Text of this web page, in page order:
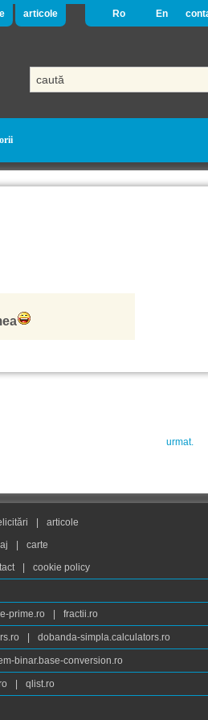
articole Ro En
urmat.
articole
carte
cookie policy
prime.ro fractii.ro
dobanda-simpla.calculators.ro
binar.base-conversion.ro
qlist.ro